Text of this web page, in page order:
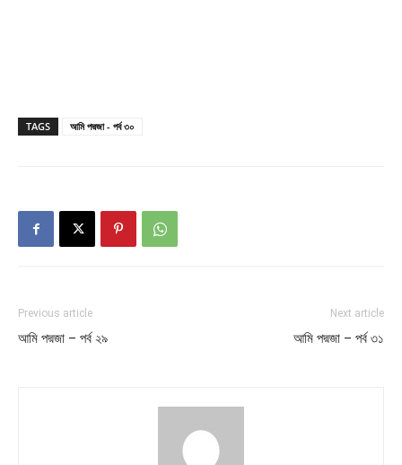
TAGS আমি পদ্মজা - পর্ব ৩০
Previous article
আমি পদ্মজা – পর্ব ২৯
Next article
আমি পদ্মজা – পর্ব ৩১